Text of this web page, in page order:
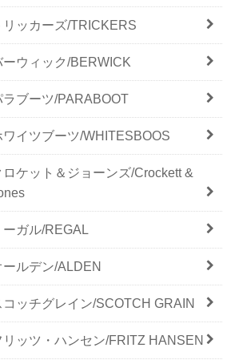
リッカーズ/TRICKERS
ーウィック/BERWICK
ラブーツ/PARABOOT
ワイツブーツ/WHITESBOOS
ロケット＆ジョーンズ/Crockett &
ーガル/REGAL
ールデン/ALDEN
コッチグレイン/SCOTCH GRAIN
リッツ・ハンセン/FRITZ HANSEN